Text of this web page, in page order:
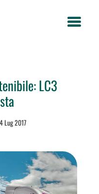
LC3
Lug 2017